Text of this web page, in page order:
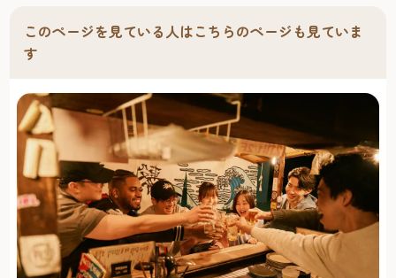
このページを見ている人はこちらのページも見ていま
す